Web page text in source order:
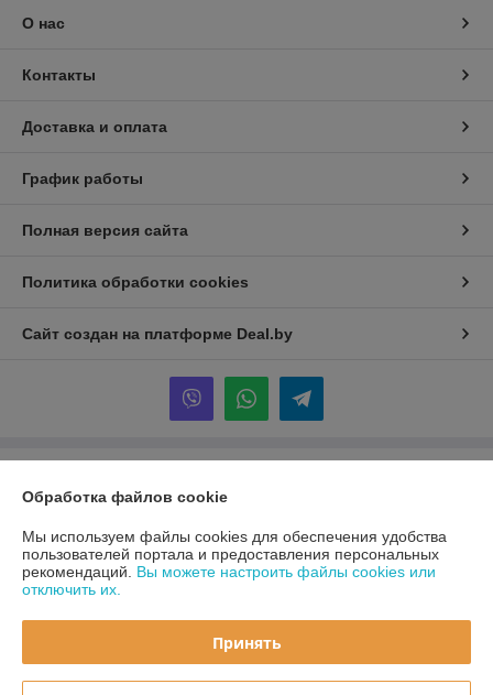
О нас
Контакты
Доставка и оплата
График работы
Полная версия сайта
Политика обработки cookies
Сайт создан на платформе Deal.by
ул. Сухаревская, ДОМ 16, пом. 16, 220019
Регистрационный номер ЕГР: 192849314
Регистрационный орган: Минский горисполком
Обработка файлов cookie
Мы используем файлы cookies для обеспечения удобства
пользователей портала и предоставления персональных
рекомендаций. Вы можете настроить файлы cookies или
отключить их.
Принять